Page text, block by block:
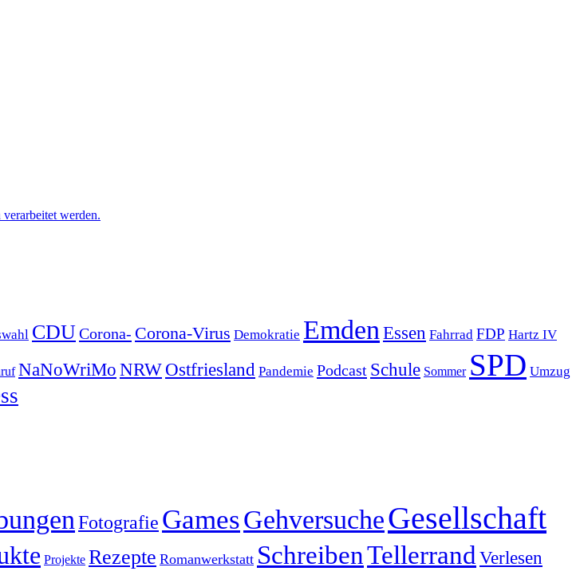
werden.
CDUCorona- Corona-Virus Demokratie Emden Essen Fahrrad FDP Hartz IV
NaNoWriMo NRWOstfriesland Pandemie Podcast Schule Sommer SPD Umzug
Fotografie GamesGehversucheGesellschaft
Projekte Rezepte Romanwerkstatt SchreibenTellerrand Verlesen